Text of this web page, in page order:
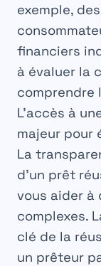
exemple,
financiers
à évaluer la
comprendre
L’accès à
majeur pour
La
d’un prêt
vous aider
complexes.
clé de la
un prêteur